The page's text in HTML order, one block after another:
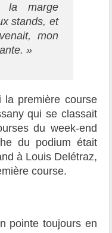
la marge
stands, et
mon
»
la première course
qui se classait
du week-end
du podium était
à Louis Delétraz,
course.
pointe toujours en